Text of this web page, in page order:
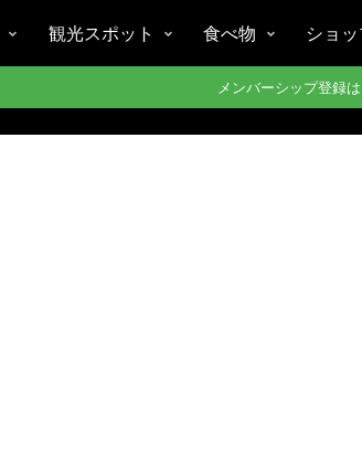
観光スポット 食べ物 ショ
メンバーシップ登録